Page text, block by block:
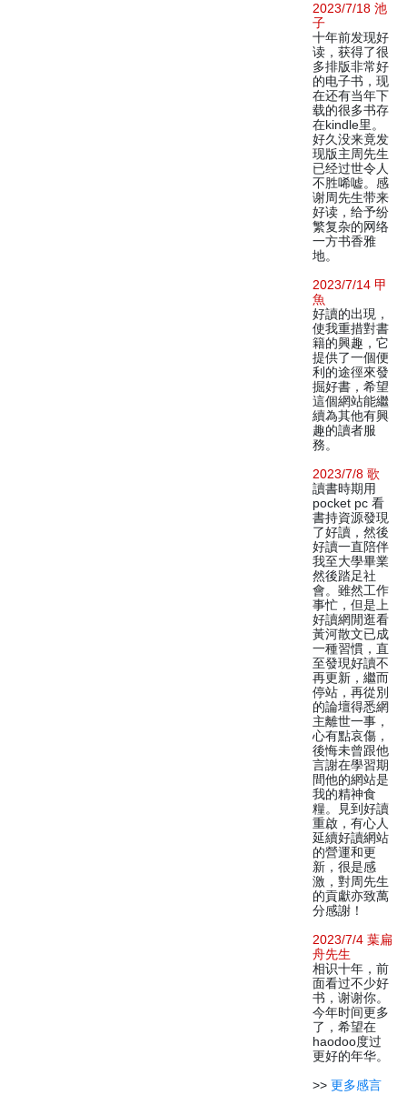
2023/7/18 池
子
十年前发现好
读，获得了很
多排版非常好
的电子书，现
在还有当年下
载的很多书存
在kindle里。
好久没来竟发
现版主周先生
已经过世令人
不胜唏嘘。感
谢周先生带来
好读，给予纷
繁复杂的网络
一方书香雅
地。
2023/7/14 甲
魚
好讀的出現，
使我重措對書
籍的興趣，它
提供了一個便
利的途徑來發
掘好書，希望
這個網站能繼
續為其他有興
趣的讀者服
務。
2023/7/8 歌
讀書時期用
pocket pc 看
書持資源發現
了好讀，然後
好讀一直陪伴
我至大學畢業
然後踏足社
會。雖然工作
事忙，但是上
好讀網閒逛看
黃河散文已成
一種習慣，直
至發現好讀不
再更新，繼而
停站，再從別
的論壇得悉網
主離世一事，
心有點哀傷，
後悔未曾跟他
言謝在學習期
間他的網站是
我的精神食
糧。見到好讀
重啟，有心人
延續好讀網站
的營運和更
新，很是感
激，對周先生
的貢獻亦致萬
分感謝！
2023/7/4 葉扁
舟先生
相识十年，前
面看过不少好
书，谢谢你。
今年时间更多
了，希望在
haodoo度过
更好的年华。
>> 更多感言